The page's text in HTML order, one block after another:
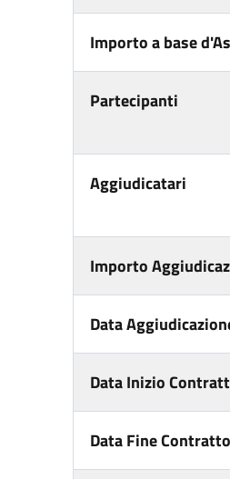
Importo a base
Partecipanti
Aggiudicatari
Importo
Data
Data Inizio
Data Fine Contratto